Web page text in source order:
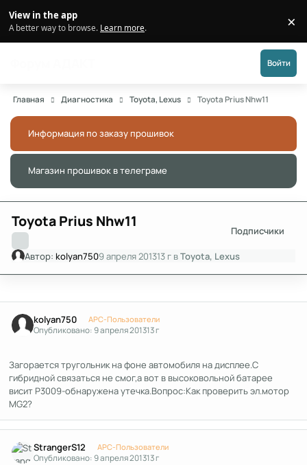
View in the app
A better way to browse. Learn more. ×
Войти
Главная Диагностика Toyota, Lexus Toyota Prius Nhw11
Информация по заказу прошивок
Магазин прошивок в телеграме
Toyota Prius Nhw11
Подписчики
Автор: kolyan7509 апреля 201313 г вToyota, Lexus
kolyan750 APC-Пользователи
Опубликовано:9 апреля 201313 г
Загорается тругольник на фоне автомобиля на дисплее.С
гибридной связаться не смог,а вот в высоковольной батарее
висит P3009-обнаружена утечка.Вопрос:Как проверить эл.мотор
MG2?
StrangerS12 APC-Пользователи
Опубликовано:9 апреля 201313 г